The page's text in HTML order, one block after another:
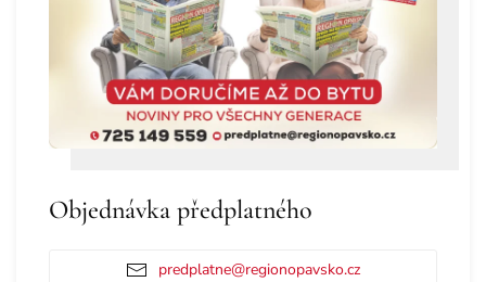
Objednávka předplatného
predplatne@regionopavsko.cz